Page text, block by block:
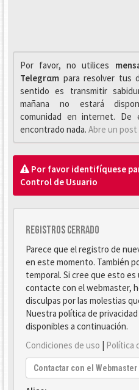
Por favor, no utilices
Telegrαm para resolver tus
sentido es transmitir
mañana no estará
comunidad en internet. De
encontrado nada. Abre un
Por favor identifíquese
Control de Usuario
Registros cerrado
Parece que el registro de
en este momento. También
temporal. Si cree que esto
contacte con el webmaster,
disculpas por las molestias
Nuestra política de
disponibles a continuación.
Condiciones de uso | Política
Contactar con el Webmaster